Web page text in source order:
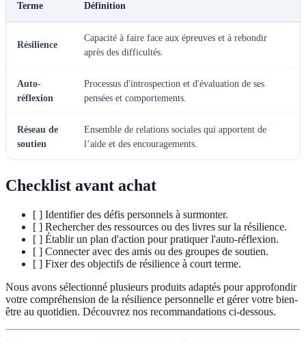
Terme Définition
Résilience
Capacité à faire face aux épreuves et à rebondir
après des difficultés.
Auto-
réflexion
Processus d'introspection et d'évaluation de ses
pensées et comportements.
Réseau de
soutien
Ensemble de relations sociales qui apportent de
l’aide et des encouragements.
Checklist avant achat
[ ] Identifier des défis personnels à surmonter.
[ ] Rechercher des ressources ou des livres sur la résilience.
[ ] Établir un plan d'action pour pratiquer l'auto-réflexion.
[ ] Connecter avec des amis ou des groupes de soutien.
[ ] Fixer des objectifs de résilience à court terme.
Nous avons sélectionné plusieurs produits adaptés pour approfondir
votre compréhension de la résilience personnelle et gérer votre bien-
être au quotidien. Découvrez nos recommandations ci-dessous.